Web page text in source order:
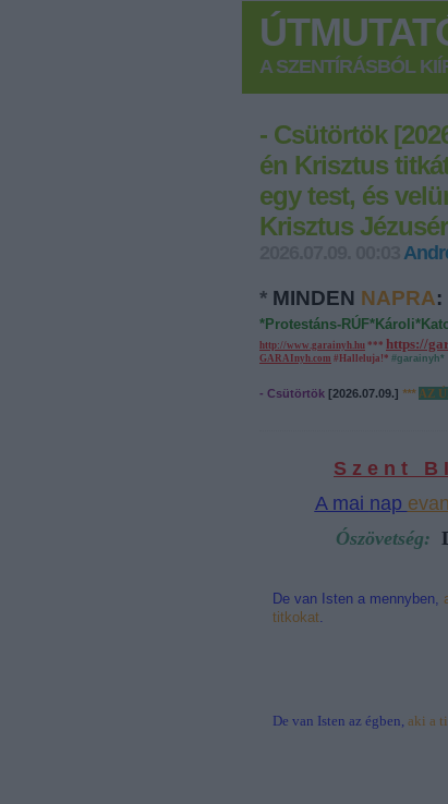
A SZENTÍRÁSBÓL
- Csütörtök
én Krisztus
egy test, és
Krisztus
* MINDEN NAPRA:
*Protestáns-
http://www.garainyh.hu *** https://
GARAInyh.com #Halleluja!* #garainyh*
- Csütörtök [2026.07.09.] *** AZ
S z e n t B
Amai nap
Ószövetség:
De van Isten a mennyben,
titkokat
De van Isten az égben, aki a